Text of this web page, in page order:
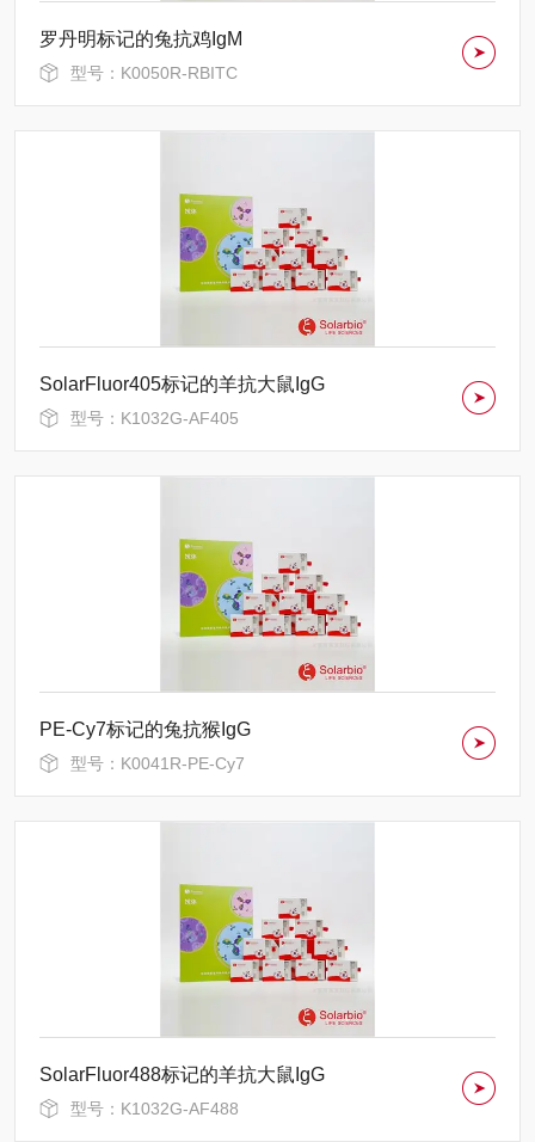
罗丹明标记的兔抗鸡IgM
型号：K0050R-RBITC
SolarFluor405标记的羊抗大鼠IgG
型号：K1032G-AF405
PE-Cy7标记的兔抗猴IgG
型号：K0041R-PE-Cy7
SolarFluor488标记的羊抗大鼠IgG
型号：K1032G-AF488